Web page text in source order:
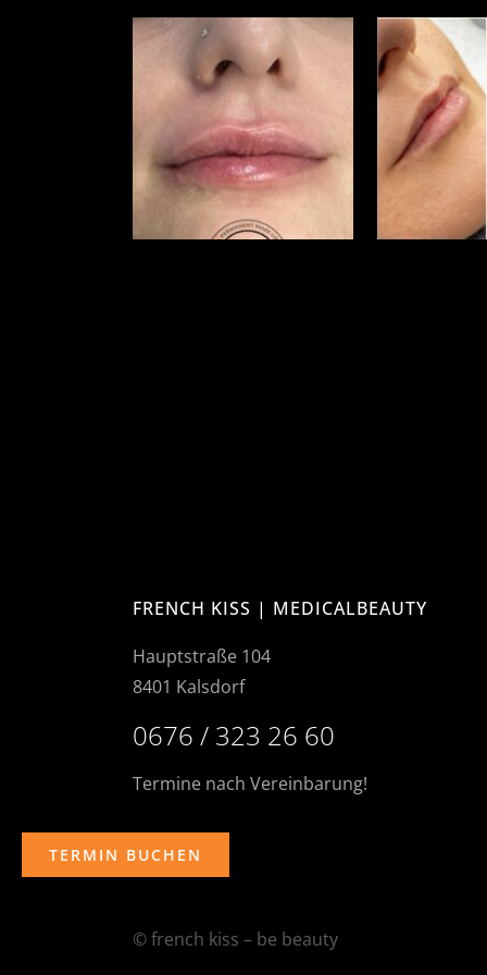
FRENCH KISS | MEDICALBEAUTY
Hauptstraße 104
8401 Kalsdorf
0676 / 323 26 60
Termine nach Vereinbarung!
TERMIN BUCHEN
© french kiss – be beauty